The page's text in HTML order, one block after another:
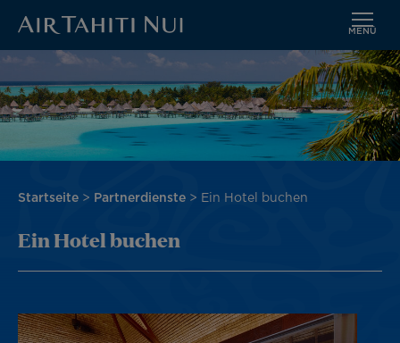
Zum
wechseln
MENÜ
Bild
Pfadnavigation
Startseite Partnerdienste Ein Hotel buchen
Ein Hotel buchen